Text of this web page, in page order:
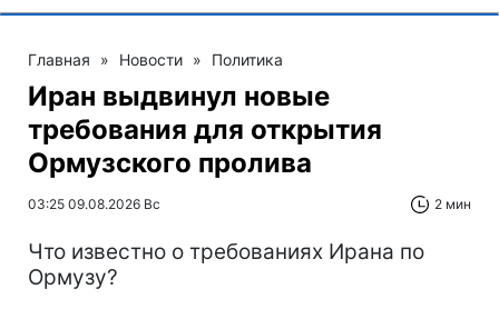
Главная » Новости » Политика
Иран выдвинул новые
требования для открытия
Ормузского пролива
03:25 09.08.2026 Вс 2 мин
Что известно о требованиях Ирана по
Ормузу?